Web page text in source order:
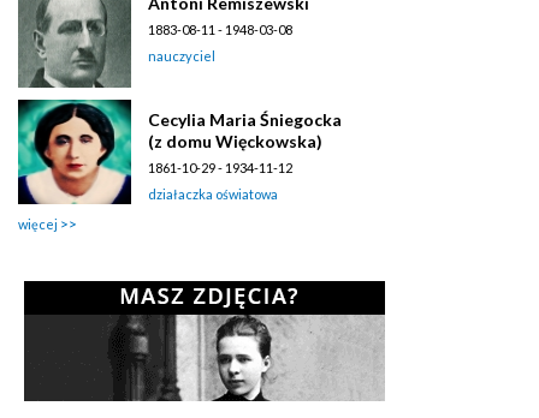
1883-08-11 - 1948-03-08
nauczyciel
Cecylia Maria Śniegocka
(z domu Więckowska)
1861-10-29 - 1934-11-12
działaczka oświatowa
więcej